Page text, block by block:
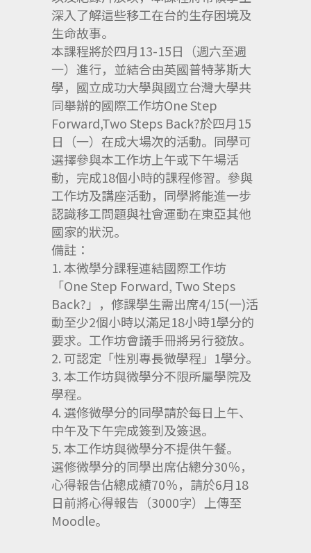
深入了解這些移工在台的生存困境及
生命故事。
本課程將於四月13-15日（週六至週
一）進行， 並結合由英國普特茅斯大
學， 國立成功大學與國立台灣大學共
同舉辦的國際工作坊One Step
Forward,Two Steps Back?於四月15
日（一）在成大場次的活動。 同學可
選擇參與本工作坊上午或下午場活
動， 完成18個小時的課程修習。參與
工作坊及講座活動， 同學將能進一步
認識移工問題與社會運動在東亞其他
國家的狀況。
備註：
1. 本微學分課程連結國際工作坊
「One Step Forward, Two Steps
Back?」，修課學生需出席4/15(一)活
動至少2個小時以滿足18小時1學分的
要求。 工作坊會議手冊將另行發放。
2. 可認定「性別專長微學程」1學分。
3. 本工作坊與微學分不限所屬學院及
學程。
4. 選修微學分的同學請於每日上午、
中午及下午完成簽到及簽退。
5. 本工作坊與微學分不提供午餐。
選修微學分的同學出席佔總分30％，
心得報告佔總成績70％， 請於6月18
日前將心得報告（3000字）上傳至
Moodle。